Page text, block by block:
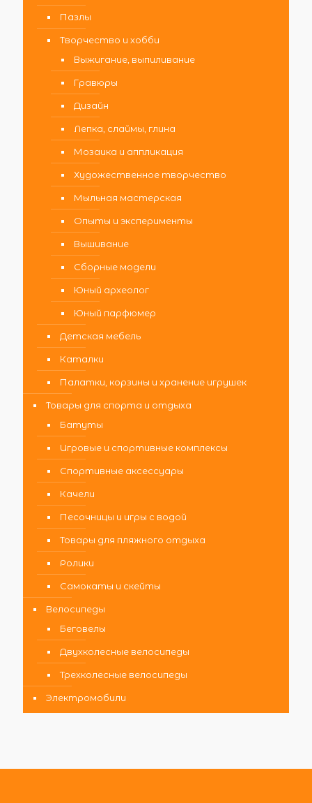
Пазлы
Творчество и хобби
Выжигание, выпиливание
Гравюры
Дизайн
Лепка, слаймы, глина
Мозаика и аппликация
Художественное творчество
Мыльная мастерская
Опыты и эксперименты
Вышивание
Сборные модели
Юный археолог
Юный парфюмер
Детская мебель
Каталки
Палатки, корзины и хранение игрушек
Товары для спорта и отдыха
Батуты
Игровые и спортивные комплексы
Спортивные аксессуары
Качели
Песочницы и игры с водой
Товары для пляжного отдыха
Ролики
Самокаты и скейты
Велосипеды
Беговелы
Двухколесные велосипеды
Трехколесные велосипеды
Электромобили